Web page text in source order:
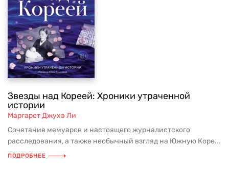
Звезды над Кореей: Хроники утраченной
истории
Маргарет Джухэ Ли
Сочетание мемуаров и настоящего журналистского
расследования, а также необычный взгляд на Южную Коре...
ПОДРОБНЕЕ